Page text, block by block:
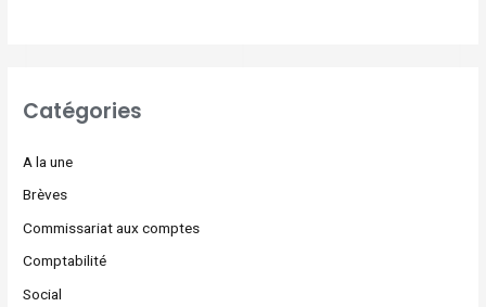
Catégories
A la une
Brèves
Commissariat aux comptes
Comptabilité
Social